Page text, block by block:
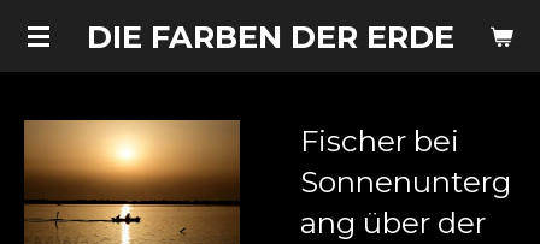
Zum
DIE FARBEN DER ERDE
Fischer bei
Sonnenunterg
ang über der